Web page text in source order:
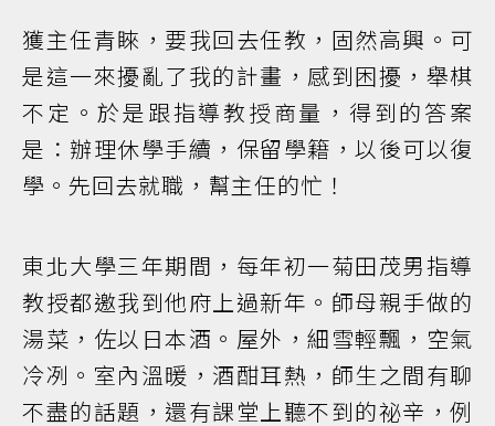
獲主任青睞，要我回去任教，固然高興。可
是這一來擾亂了我的計畫，感到困擾，舉棋
不定。於是跟指導教授商量，得到的答案
是：辦理休學手續，保留學籍，以後可以復
學。先回去就職，幫主任的忙！
東北大學三年期間，每年初一菊田茂男指導
教授都邀我到他府上過新年。師母親手做的
湯菜，佐以日本酒。屋外，細雪輕飄，空氣
冷冽。室內溫暖，酒酣耳熱，師生之間有聊
不盡的話題，還有課堂上聽不到的祕辛，例